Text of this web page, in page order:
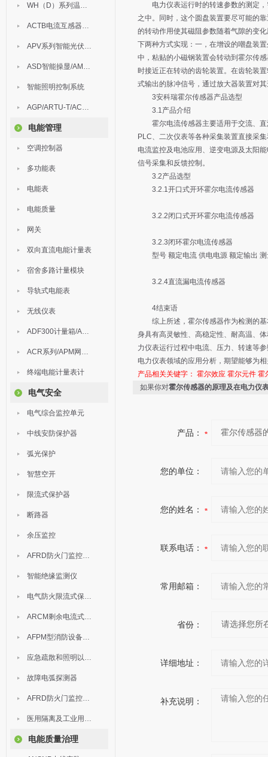
WH（D）系列温湿度控制器
ACTB电流互感器过电压保护器
APV系列智能光伏汇流箱
ASD智能操显/AM中压保护
智能照明控制系统
AGP/ARTU-T/ACM/ADDC
电能管理
空调控制器
多功能表
电能表
电能质量
网关
双向直流电能计量表
宿舍多路计量模块
导轨式电能表
无线仪表
ADF300计量箱/AEW无线计量
ACR系列/APM网络电力仪表
终端电能计量表计
电气安全
电气综合监控单元
中线安防保护器
弧光保护
智慧空开
限流式保护器
断路器
余压监控
AFRD防火门监控模块
智能绝缘监测仪
电气防火限流式保护器
ARCM剩余电流式电气火灾监控装置
AFPM型消防设备电源监控系统
应急疏散和照明以及灯具
故障电弧探测器
AFRD防火门监控系统
医用隔离及工业用电绝缘检测
电能质量治理
电力仪表运行时的转速参数的测定，
之中。同时，这个圆盘装置要尽可能的
的转动作用使其磁阻参数随着气隙的变
下两种方式实现：一，在增设的嘲盘装
中，粘贴的小磁钢装置会转动到霍尔传
时接近正在转动的齿轮装置。在齿轮装
式输出的脉冲信号，通过放大器装置对
3安科瑞霍尔传感器产品选型
3.1产品介绍
霍尔电流传感器主要适用于交流、直
PLC、二次仪表等各种采集装置直接采
电流监控及电池应用、逆变电源及太阳
信号采集和反馈控制。
3.2产品选型
3.2.1开口式开环霍尔电流传感器
3.2.2闭口式开环霍尔电流传感器
3.2.3闭环霍尔电流传感器
型号 额定电流 供电电源 额定输出 测
3.2.4直流漏电流传感器
4结束语
综上所述，霍尔传感器作为检测的基
身具有高灵敏性、高稳定性、耐高温、
力仪表运行过程中电流、压力、转速等
电力仪表领域的应用分析，期望能够为
产品相关关键字： 霍尔效应 霍尔元件 霍
如果你对霍尔传感器的原理及在电力仪
产品：
您的单位：
您的姓名：
联系电话：
常用邮箱：
省份：
详细地址：
补充说明：